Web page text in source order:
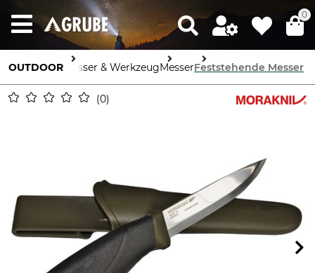
0
OUTDOOR Messer & WerkzeugMesserFeststehende Messer
0